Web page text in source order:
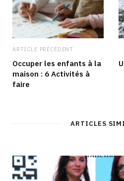
ARTICLE PRÉCÉDENT
Occuper les enfants à la
maison : 6 Activités à
faire
ARTICLES